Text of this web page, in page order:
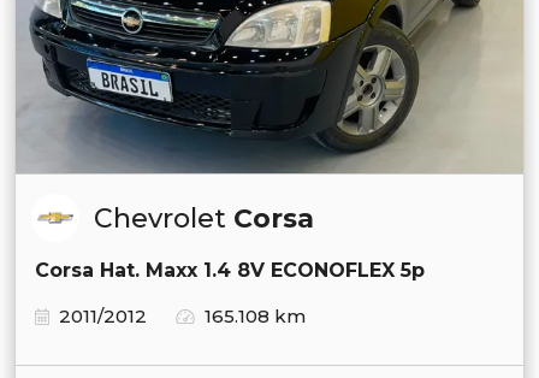
Chevrolet Corsa
Corsa Hat. Maxx 1.4 8V ECONOFLEX 5p
2011/2012
165.108 km